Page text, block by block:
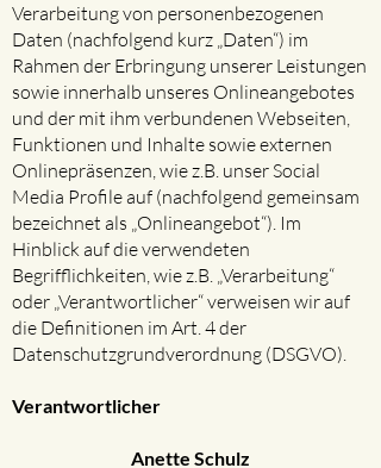
Verarbeitung von personenbezogenen
Daten (nachfolgend kurz „Daten“) im
Rahmen der Erbringung unserer Leistungen
sowie innerhalb unseres Onlineangebotes
und der mit ihm verbundenen Webseiten,
Funktionen und Inhalte sowie externen
Onlinepräsenzen, wie z.B. unser Social
Media Profile auf (nachfolgend gemeinsam
bezeichnet als „Onlineangebot“). Im
Hinblick auf die verwendeten
Begrifflichkeiten, wie z.B. „Verarbeitung“
oder „Verantwortlicher“ verweisen wir auf
die Definitionen im Art. 4 der
Datenschutzgrundverordnung (DSGVO).
Verantwortlicher
Anette Schulz